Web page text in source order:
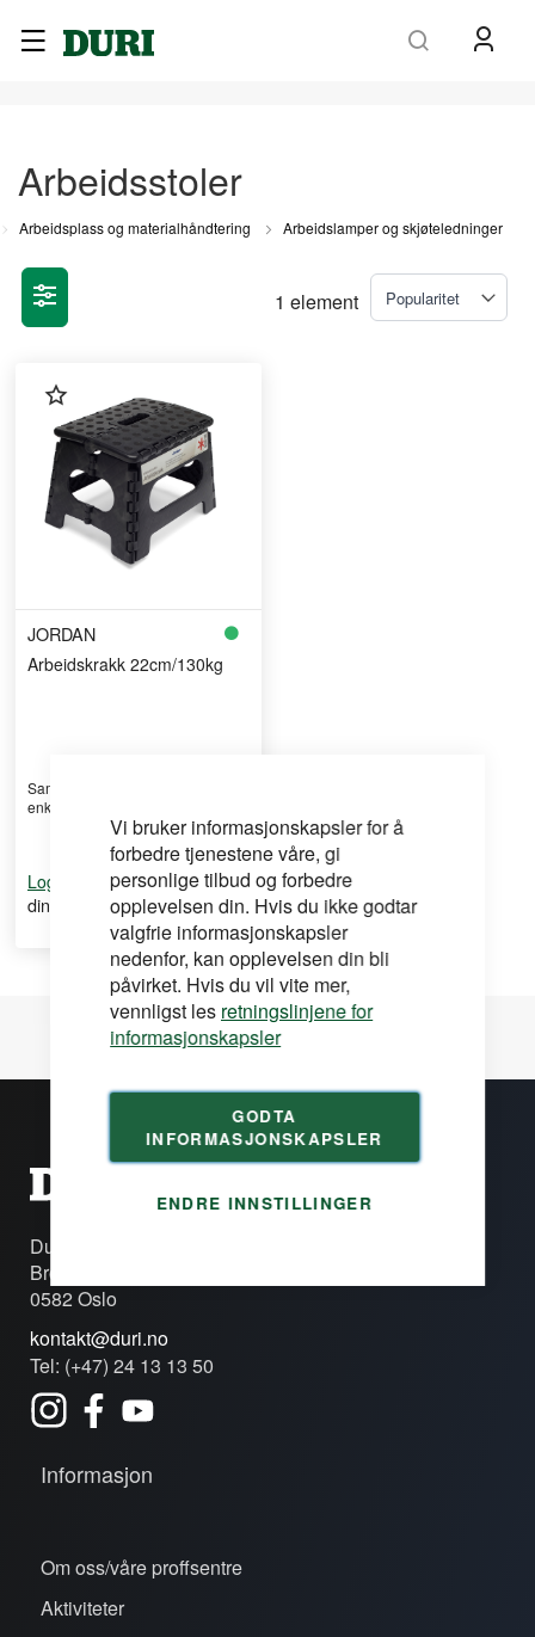
Vi bruker informasjonskapsler for å
forbedre tjenestene våre, gi
personlige tilbud og forbedre
opplevelsen din. Hvis du ikke godtar
valgfrie informasjonskapsler
nedenfor, kan opplevelsen din bli
påvirket. Hvis du vil vite mer,
vennligst les retningslinjene for
informasjonskapsler
GODTA
INFORMASJONSKAPSLER
ENDRE INNSTILLINGER
Arbeidsstoler
Arbeidsplass og materialhåndtering Arbeidslamper og skjøteledninger
1 element
JORDAN
Arbeidskrakk 22cm/130kg
Sammenleggbar arbeidskrakk for
enkel oppbevaring
Logg inn
for å se
din pris
Duri Fagprofil AS
Brobekkveien 80c
0582 Oslo
kontakt@duri.no
Tel: (+47) 24 13 13 50
Informasjon
Om oss/våre proffsentre
Aktiviteter